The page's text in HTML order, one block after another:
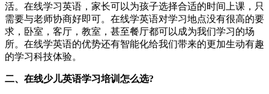
活。在线学习英语，家长可以为孩子选择合适的时间上课，只
需要与老师协商好即可。在线学英语对学习地点没有很高的要
求，卧室，客厅，教室，甚至餐厅都可以成为我们学习的场
所。在线学英语的优势还有智能化给我们带来的更加生动有趣
的学习科技体验。
二、在线少儿英语学习培训怎么选?